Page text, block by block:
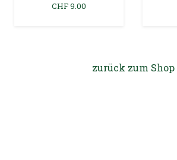
CHF9.00
zurück zum Shop